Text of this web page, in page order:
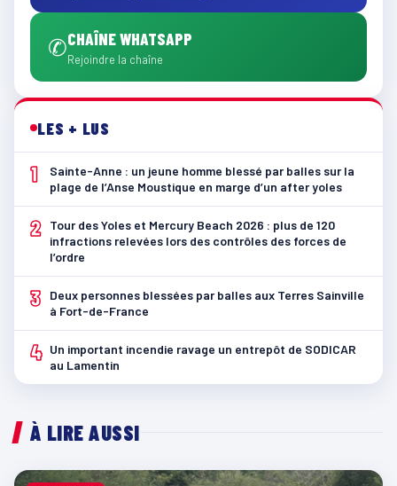
✆CHAÎNE WHATSAPP
Rejoindre la chaîne
LES + LUS
1
Sainte-Anne : un jeune homme blessé par balles sur la
plage de l’Anse Moustique en marge d’un after yoles
2
Tour des Yoles et Mercury Beach 2026 : plus de 120
infractions relevées lors des contrôles des forces de
l’ordre
3
Deux personnes blessées par balles aux Terres Sainville
à Fort-de-France
4 Un important incendie ravage un entrepôt de SODICAR
au Lamentin
À LIRE AUSSI